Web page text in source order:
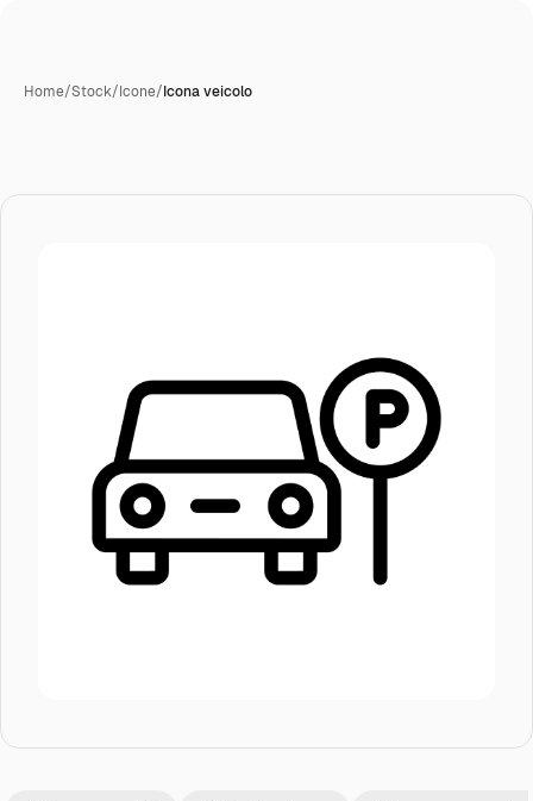
Home/Stock/Icone/Icona veicolo